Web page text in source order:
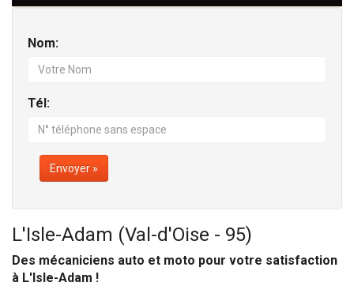
Nom:
Tél:
Envoyer »
L'Isle-Adam (Val-d'Oise - 95)
Des mécaniciens auto et moto pour votre satisfaction
à L'Isle-Adam !